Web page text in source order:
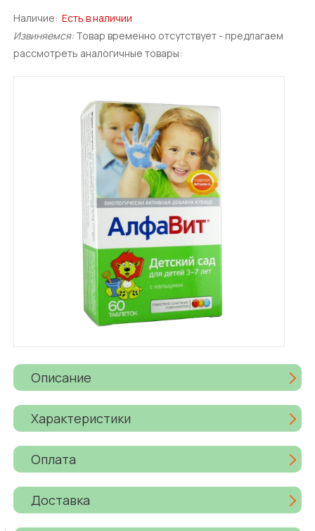
Наличие: Есть в наличии
Извиняемся: Товар временно отсутствует - предлагаем
рассмотреть аналогичные товары:
Описание
Характеристики
Оплата
Доставка